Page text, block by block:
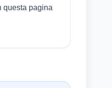
questa pagina